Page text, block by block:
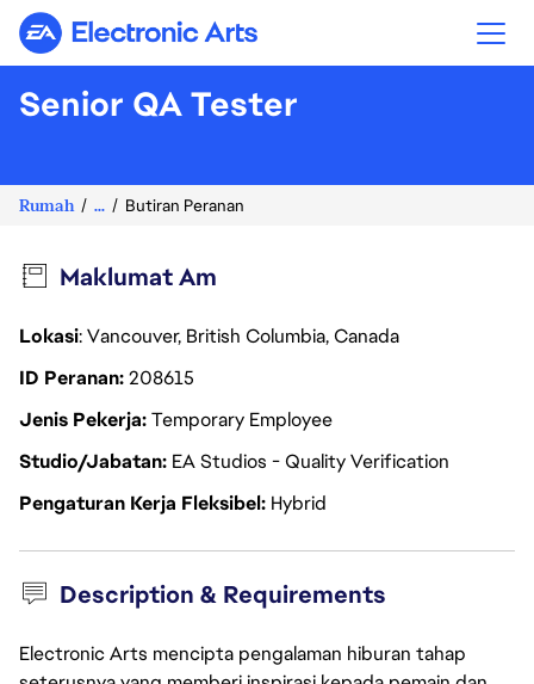
Electronic Arts
Senior QA Tester
Rumah ... Butiran Peranan
Maklumat Am
Lokasi: Vancouver, British Columbia, Canada
ID Peranan208615
Jenis PekerjaTemporary Employee
Studio/Jabatan EA Studios - Quality Verification
Pengaturan Kerja Fleksibel Hybrid
Description & Requirements
Electronic Arts mencipta pengalaman hiburan tahap